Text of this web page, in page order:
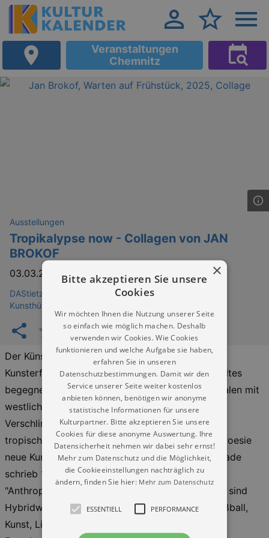
Veranstaltungen
Chemnitz
Ausstellungen
Tropikalypse now - Collagen von JAN
BROKOF
03.03.2026–26.04.2026
DAStietz - Neue Sächsische Galerie - Neue Chemnitzer
Kunsthütte e.V.
Der Künstler im Sog einer nichtwestlichen
Kunsterfahrung. Während eines Brasilienaufenthaltes
begegnet er dem oft erprobten Umgang der lokalen mit
westlicher Dominanzkultur: Das rücksichtslose
Verschlingen der europäischen Formen, um mit
tropischem Wuchern, mit Wildheit, Naivität und Poesie
neue Kunst entstehen zu lassen. Oswald de Andrade
schrieb 1928 dazu das impulsgebende
"Anthropophagische Manifest". Broḱofs Collagen sind
Hybridwesen aus Mainstreammaterial (Mode, Fußball,
Kunst, Lifestyle) und seiner antropophagischen
×
Bitte akzeptieren Sie unsere
Cookies
Wir möchten Ihnen die Nutzung unserer Seite
so einfach wie möglich machen. Deshalb
verwenden wir Cookies. Wie Cookies
funktionieren und welche Aufgabe sie haben,
erfahren Sie in unseren
Datenschutzbestimmungen. Damit wir den
Service unserer Seite weiter kostenlos
anbieten können, benötigen wir anonyme
statistische Informationen für unsere
Kulturpartner. Bitte akzeptieren Sie unsere
Cookies für diese anonyme Auswertung. Ihre
Datensicherheit nehmen wir dabei sehr ernst!
Mehr zum Datenschutz und die Möglichkeit,
die Cookieeinstellungen nachträglich zu
ändern, finden Sie hier: Mehr zum Datenschutz
ESSENTIELL PERFORMANCE